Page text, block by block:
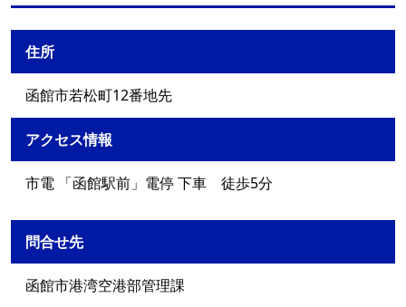
住所
函館市若松町12番地先
アクセス情報
市電 「函館駅前」電停 下車 徒歩5分
問合せ先
函館市港湾空港部管理課